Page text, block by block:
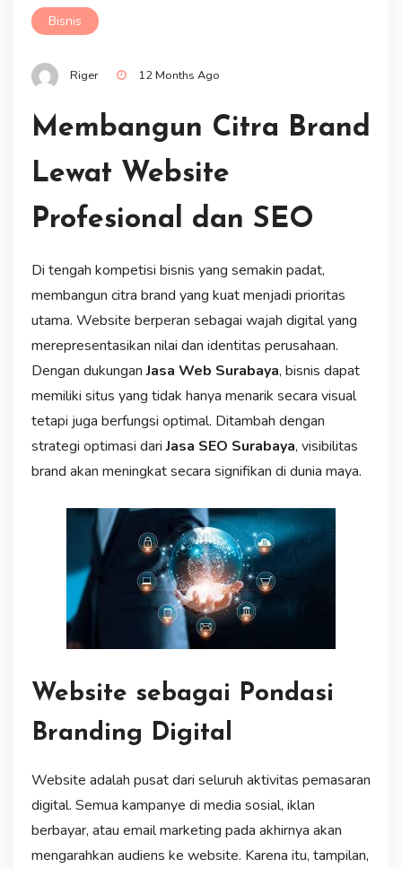
Bisnis
Riger 12 Months Ago
Membangun Citra Brand
Lewat Website
Profesional dan SEO
Di tengah kompetisi bisnis yang semakin padat,
membangun citra brand yang kuat menjadi prioritas
utama. Website berperan sebagai wajah digital yang
merepresentasikan nilai dan identitas perusahaan.
Dengan dukunganJasa Web Surabaya, bisnis dapat
memiliki situs yang tidak hanya menarik secara visual
tetapi juga berfungsi optimal. Ditambah dengan
strategi optimasi dariJasa SEO Surabaya, visibilitas
brand akan meningkat secara signifikan di dunia maya.
Website sebagai Pondasi
Branding Digital
Website adalah pusat dari seluruh aktivitas pemasaran
digital. Semua kampanye di media sosial, iklan
berbayar, atau email marketing pada akhirnya akan
mengarahkan audiens ke website. Karena itu, tampilan,